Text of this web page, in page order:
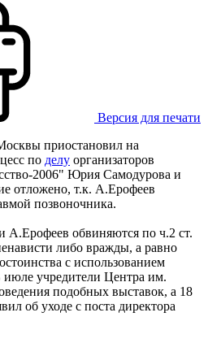
Версия для печати
приостановил на
по делу организаторов
2006" Юрия Самодурова и
отложено, т.к. А.Ерофеев
позвоночника.
обвиняются по ч.2 ст.
либо вражды, а равно
с использованием
учредители Центра им.
подобных выставок, а 18
об уходе с поста директора